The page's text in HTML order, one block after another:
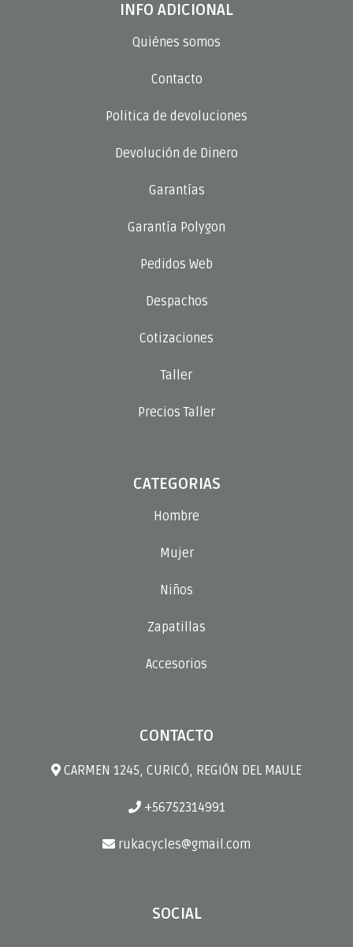
INFO ADICIONAL
Quiénes somos
Contacto
Politica de devoluciones
Devolución de Dinero
Garantías
Garantía Polygon
Pedidos Web
Despachos
Cotizaciones
Taller
Precios Taller
CATEGORIAS
Hombre
Mujer
Niños
Zapatillas
Accesorios
CONTACTO
CARMEN 1245, CURICÓ, REGIÓN DEL MAULE
+56752314991
rukacycles@gmail.com
SOCIAL